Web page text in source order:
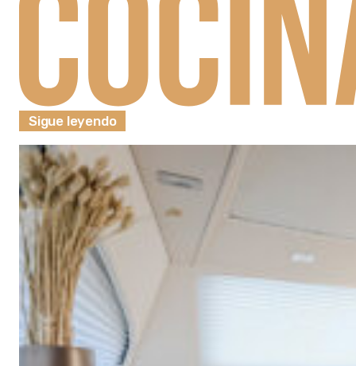
Sigue leyendo